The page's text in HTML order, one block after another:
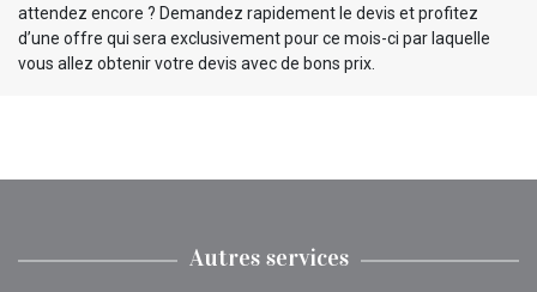
attendez encore ? Demandez rapidement le devis et profitez
d’une offre qui sera exclusivement pour ce mois-ci par laquelle
vous allez obtenir votre devis avec de bons prix.
Autres services